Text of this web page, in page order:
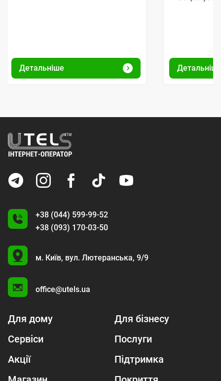
Детальніше
+38 (044) 599-99-52
+38 (093) 170-03-50
U
м. Київ, вул. Лютеранська, 9/9
office@utels.ua
Для дому
Для бізнесу
Сервіси
Послуги
Акції
Підтримка